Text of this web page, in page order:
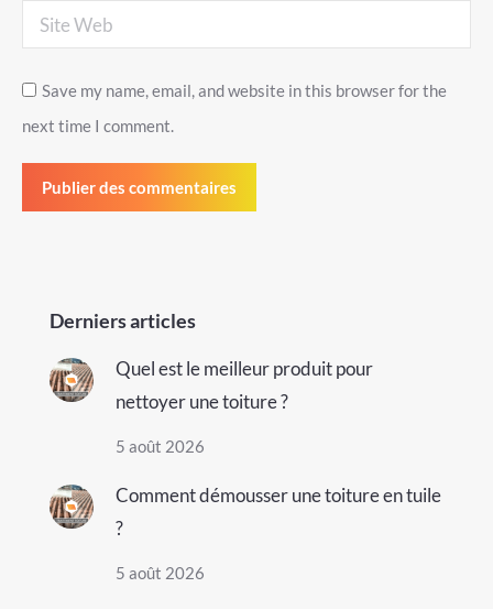
Site Web
Save my name, email, and website in this browser for the
next time I comment.
Publier des commentaires
Derniers articles
Quel est le meilleur produit pour
nettoyer une toiture ?
5 août 2026
Comment démousser une toiture en tuile
?
5 août 2026